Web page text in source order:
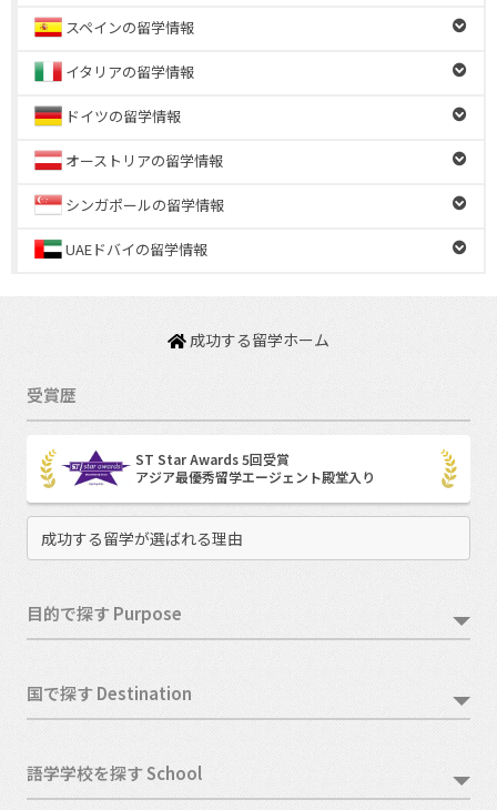
スペインの留学情報
イタリアの留学情報
ドイツの留学情報
オーストリアの留学情報
シンガポールの留学情報
UAEドバイの留学情報
成功する留学ホーム
受賞歴
ST Star Awards 5回受賞
アジア最優秀留学エージェント殿堂入り
成功する留学が選ばれる理由
目的で探す Purpose
国で探す Destination
語学学校を探す School